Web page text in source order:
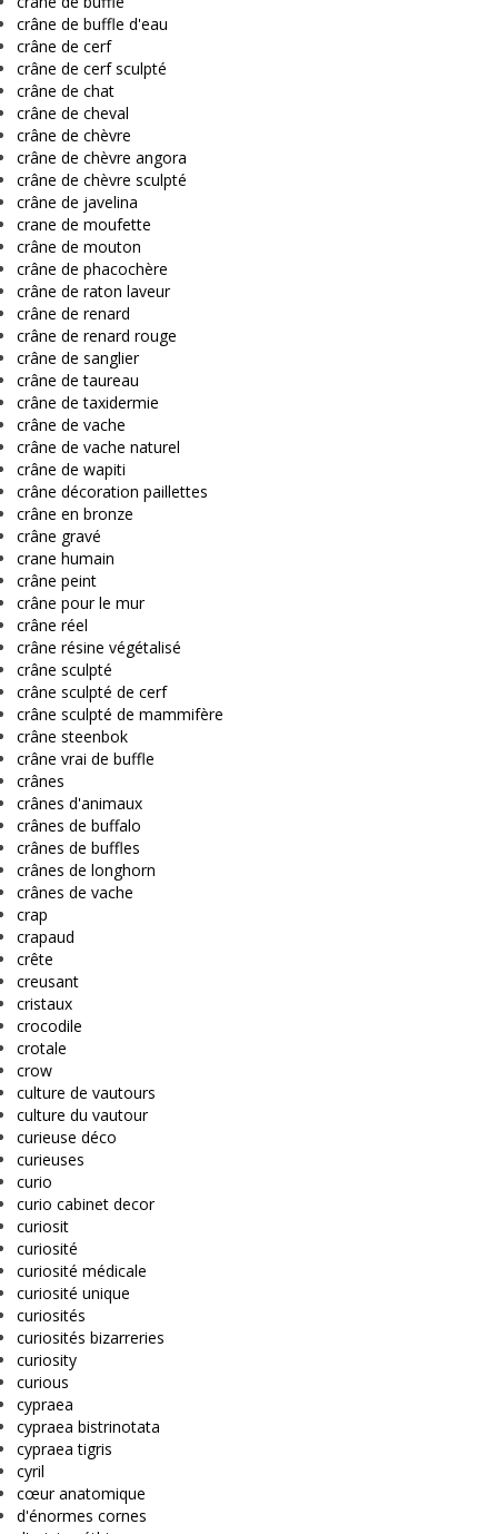
crâne de buffle d'eau
crâne de cerf
crâne de cerf sculpté
crâne de chat
crâne de cheval
crâne de chèvre
crâne de chèvre angora
crâne de chèvre sculpté
crâne de javelina
crane de moufette
crâne de mouton
crâne de phacochère
crâne de raton laveur
crâne de renard
crâne de renard rouge
crâne de sanglier
crâne de taureau
crâne de taxidermie
crâne de vache
crâne de vache naturel
crâne de wapiti
crâne décoration paillettes
crâne en bronze
crâne gravé
crane humain
crâne peint
crâne pour le mur
crâne réel
crâne résine végétalisé
crâne sculpté
crâne sculpté de cerf
crâne sculpté de mammifère
crâne steenbok
crâne vrai de buffle
crânes
crânes d'animaux
crânes de buffalo
crânes de buffles
crânes de longhorn
crânes de vache
crap
crapaud
crête
creusant
cristaux
crocodile
crotale
crow
culture de vautours
culture du vautour
curieuse déco
curieuses
curio
curio cabinet decor
curiosit
curiosité
curiosité médicale
curiosité unique
curiosités
curiosités bizarreries
curiosity
curious
cypraea
cypraea bistrinotata
cypraea tigris
cyril
cœur anatomique
d'énormes cornes